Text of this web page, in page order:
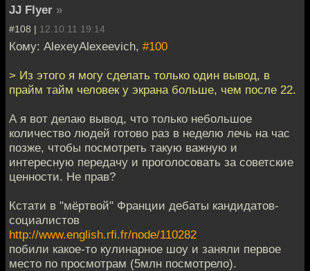
JJ Flyer »
#108 | 12.10.11 19:14
Кому: AlexeyAlexeevich, #100
> Из этого я могу сделать только один вывод, в
прайм тайм человек у экрана больше, чем после 22.
А я вот делаю вывод, что только небольшое
количество людей готово раз в неделю лечь на час
позже, чтобы посмотреть такую важную и
интересную передачу и проголосовать за советские
ценности. Не прав?
Кстати в "мёртвой" Франции дебаты кандидатов-
социалистов
http://www.english.rfi.fr/node/110282
побили какое-то кулинарное шоу и заняли первое
место по просмотрам (5млн посмотрело).